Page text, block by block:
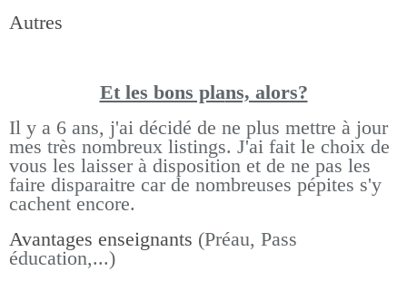
Autres
Et les bons plans, alors?
Il y a 6 ans, j'ai décidé de ne plus mettre à jour
mes très nombreux listings. J'ai fait le choix de
vous les laisser à disposition et de ne pas les
faire disparaitre car de nombreuses pépites s'y
cachent encore.
Avantages enseignants (Préau, Pass
éducation,...)